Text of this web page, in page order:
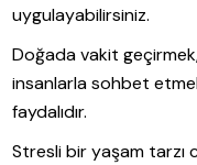
uygulayabilirsiniz.
Doğada vakit
insanlarla sohbet
faydalıdır.
Stresli bir yaşam tarzı